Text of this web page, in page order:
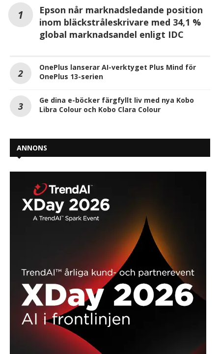
Epson når marknadsledande position
inom bläckstråleskrivare med 34,1 %
global marknadsandel enligt IDC
OnePlus lanserar AI-verktyget Plus Mind för
OnePlus 13-serien
Ge dina e-böcker färgfyllt liv med nya Kobo
Libra Colour och Kobo Clara Colour
ANNONS